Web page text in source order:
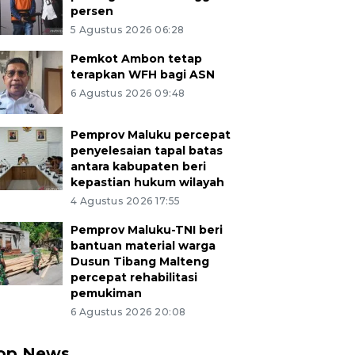
persen
5 Agustus 2026 06:28
Pemkot Ambon tetap
terapkan WFH bagi ASN
6 Agustus 2026 09:48
Pemprov Maluku percepat
penyelesaian tapal batas
antara kabupaten beri
kepastian hukum wilayah
4 Agustus 2026 17:55
Pemprov Maluku-TNI beri
bantuan material warga
Dusun Tibang Malteng
percepat rehabilitasi
pemukiman
6 Agustus 2026 20:08